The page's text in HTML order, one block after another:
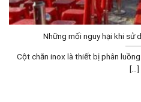
Những mối nguy hại khi sử
Cột chắn inox là thiết bị phân
[...]